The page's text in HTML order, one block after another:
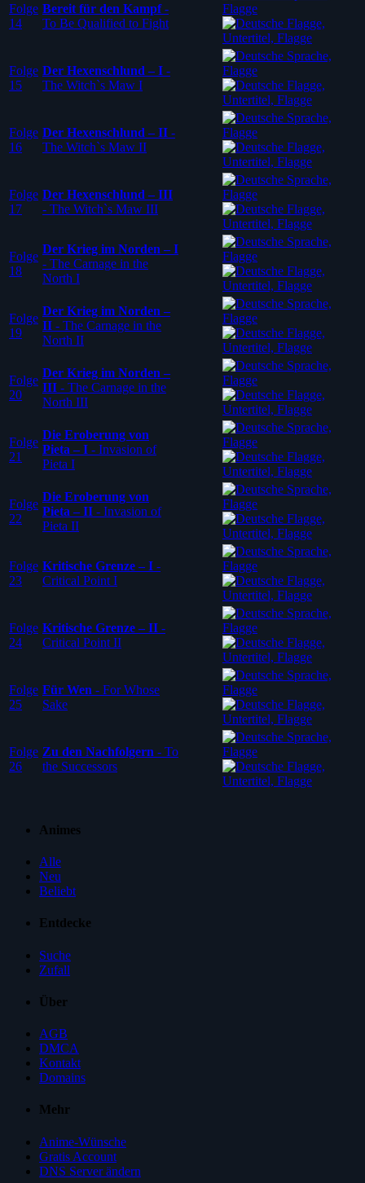
Folge
14
Bereit für den Kampf-
To Be Qualified to Fight
Folge
15
Der Hexenschlund – I -
The Witch`s Maw I
Folge
16
Der Hexenschlund – II -
The Witch`s Maw II
Folge
17
Der Hexenschlund – III
- The Witch`s Maw III
Folge
18
Der Krieg im Norden – I
- The Carnage in the
North I
Folge
19
Der Krieg im Norden –
II - The Carnage in the
North II
Folge
20
Der Krieg im Norden –
III - The Carnage in the
North III
Folge
21
Die Eroberung von
Pieta – I - Invasion of
Pieta I
Folge
22
Die Eroberung von
Pieta – II - Invasion of
Pieta II
Folge
23
Kritische Grenze – I -
Critical Point I
Folge
24
Kritische Grenze – II -
Critical Point II
Folge
25
Für Wen - For Whose
Sake
Folge
26
Zu den Nachfolgern - To
the Successors
Animes
Alle
Neu
Beliebt
Entdecke
Suche
Zufall
Über
AGB
DMCA
Kontakt
Domains
Mehr
Anime-Wünsche
Gratis Account
DNS Server ändern